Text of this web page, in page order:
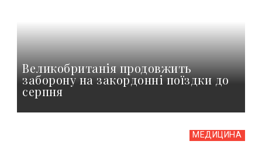
Великобританія продовжить
заборону на закордонні поїздки до
серпня
МЕДИЦИНА